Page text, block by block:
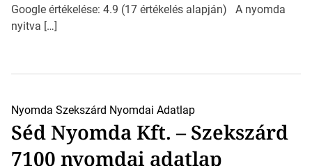
Google értékelése: 4.9 (17 értékelés alapján) A nyomda
nyitva […]
Nyomda Szekszárd Nyomdai Adatlap
Séd Nyomda Kft. – Szekszárd
7100 nyomdai adatlap